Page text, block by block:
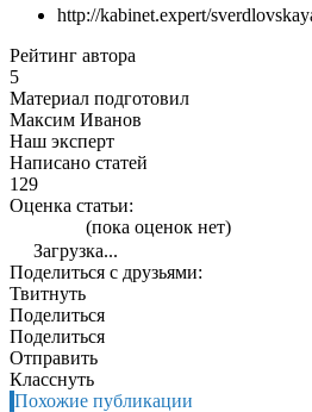
http://kabinet.expert/
Рейтинг автора
5
Материал подготовил
Максим Иванов
Наш эксперт
Написано статей
129
Оценка статьи:
(пока оценок нет)
Загрузка...
Поделиться с друзьями:
Твитнуть
Поделиться
Поделиться
Отправить
Класснуть
Похожие публикации